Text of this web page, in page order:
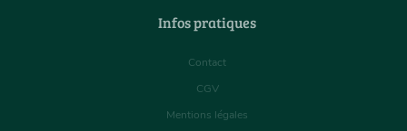
Infos pratiques
Contact
CGV
Mentions légales